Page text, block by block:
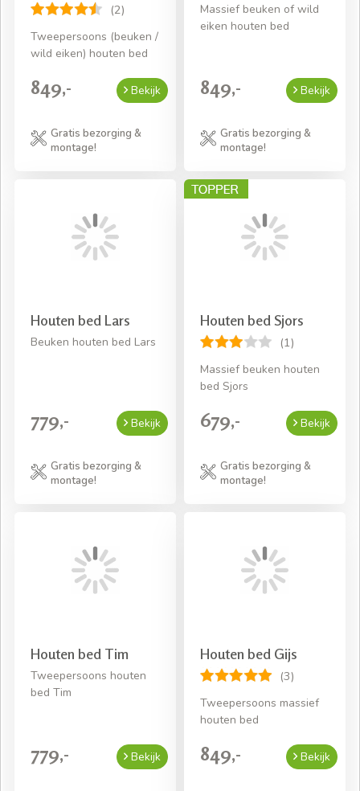
(2)
Tweepersoons (beuken /
wild eiken) houten bed
849,- Bekijk
Gratis bezorging &
montage!
Massief beuken of wild
eiken houten bed
849,- Bekijk
Gratis bezorging &
montage!
Houten bed Lars
Beuken houten bed Lars
779,- Bekijk
Gratis bezorging &
montage!
Houten bed Sjors
(1)
Massief beuken houten
bed Sjors
679,- Bekijk
Gratis bezorging &
montage!
Houten bed Tim
Tweepersoons houten
bed Tim
779,- Bekijk
Houten bed Gijs
(3)
Tweepersoons massief
houten bed
849,- Bekijk